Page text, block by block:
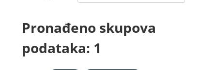
Pronađeno skupova
podataka: 1